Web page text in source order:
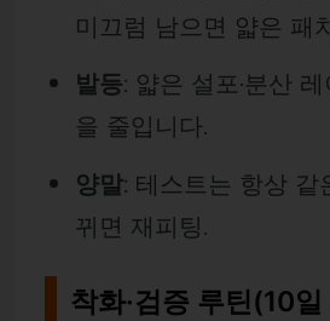
미끄럼 남으면 얇은 패
발등: 얇은 설포·분산
을 줄입니다.
양말: 테스트는 항상 같
뀌면 재피팅.
착화·검증 루틴(10